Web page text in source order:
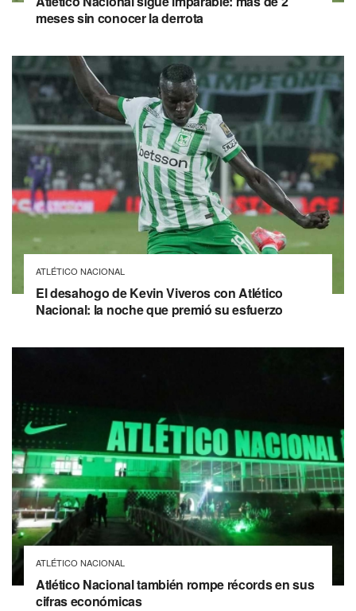
meses sin conocer la derrota
ATLÉTICO NACIONAL
El desahogo de Kevin Viveros con Atlético
Nacional: la noche que premió su esfuerzo
ATLÉTICO NACIONAL
Atlético Nacional también rompe récords en sus
cifras económicas